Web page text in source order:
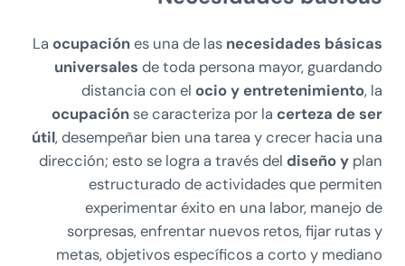
La ocupaciónes una de las necesidades básicas
universalesde toda persona mayor, guardando
distancia con el ocio y entretenimiento, la
ocupación se caracteriza por la certeza de ser
útil, desempeñar bien una tarea y crecer hacia una
dirección; esto se logra a través del diseño y plan
estructurado de actividades que permiten
experimentar éxito en una labor, manejo de
sorpresas, enfrentar nuevos retos, fijar rutas y
metas, objetivos específicos a corto y mediano